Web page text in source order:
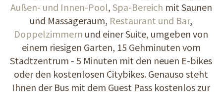
Außen- und Innen-Pool, Spa-Bereich mit Saunen
und Massageraum, Restaurant und Bar,
Doppelzimmern und einer Suite, umgeben von
einem riesigen Garten, 15 Gehminuten vom
Stadtzentrum - 5 Minuten mit den neuen E-bikes
oder den kostenlosen Citybikes. Genauso steht
Ihnen der Bus mit dem Guest Pass kostenlos zur